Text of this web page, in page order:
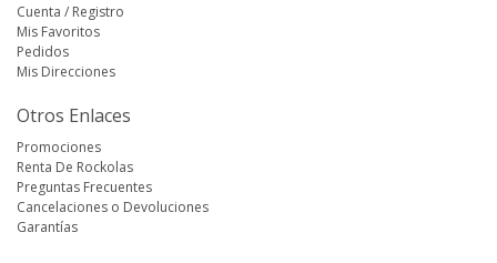
Cuenta / Registro
Mis Favoritos
Pedidos
Mis Direcciones
Otros Enlaces
Promociones
Renta De Rockolas
Preguntas Frecuentes
Cancelaciones o Devoluciones
Garantías